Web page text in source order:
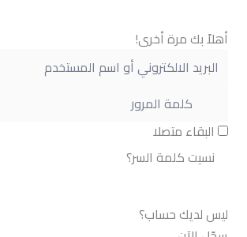
أهلاً بك مرة أخرى!
البقاء متصلا
نسيت كلمة السر؟
ليس لديك حساب؟